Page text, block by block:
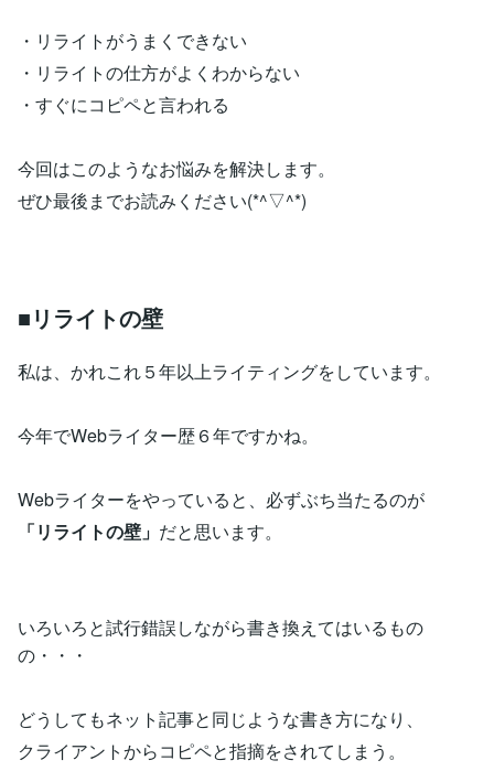
・リライトがうまくできない
・リライトの仕方がよくわからない
・すぐにコピペと言われる
今回はこのようなお悩みを解決します。
ぜひ最後までお読みください(*^▽^*)
■リライトの壁
私は、かれこれ５年以上ライティングをしています。
今年でWebライター歴６年ですかね。
Webライターをやっていると、必ずぶち当たるのが
「リライトの壁」 だと思います。
いろいろと試行錯誤しながら書き換えてはいるもの
の・・・
どうしてもネット記事と同じような書き方になり、
クライアントからコピペと指摘をされてしまう。